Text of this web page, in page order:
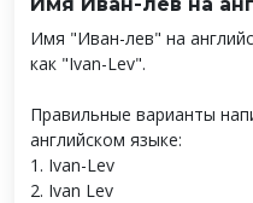
Имя "Иван-лев" на
как "Ivan-Lev".
Правильные варианты
английском языке:
1. Ivan-Lev
2. Ivan Lev